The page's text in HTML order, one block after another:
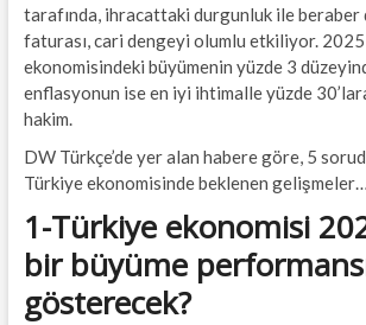
tarafında, ihracattaki durgunluk ile
faturası, cari dengeyi olumlu etkiliyor. 2025
ekonomisindeki büyümenin yüzde 3
enflasyonun ise en iyi ihtimalle yüzde
hakim.
DW Türkçe’de yer alan habere göre, 5
Türkiye ekonomisinde beklenen gelişmeler…
1-Türkiye ekonomisi
bir büyüme
gösterecek?